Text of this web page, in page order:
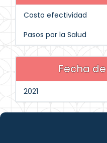
Costo efectividad
Pasos por la Salud
Fecha
2021